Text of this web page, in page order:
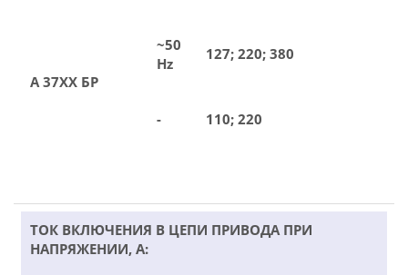
А 37ХХ БР
~50
Hz
127; 220; 380
- 110; 220
ТОК ВКЛЮЧЕНИЯ В ЦЕПИ ПРИВОДА ПРИ
НАПРЯЖЕНИИ, А: